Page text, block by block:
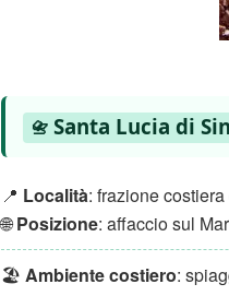
📇 Santa Lucia di
📍 Località: frazione costiera
🌐Posizione: affaccio sul
🏖️ Ambiente costiero: